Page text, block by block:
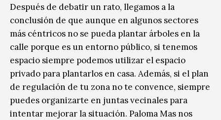
Después de debatir un rato, llegamos a la
conclusión de que aunque en algunos sectores
más céntricos no se pueda plantar árboles en la
calle porque es un entorno público, si tenemos
espacio siempre podemos utilizar el espacio
privado para plantarlos en casa. Además, si el plan
de regulación de tu zona no te convence, siempre
puedes organizarte en juntas vecinales para
intentar mejorar la situación. Paloma Mas nos